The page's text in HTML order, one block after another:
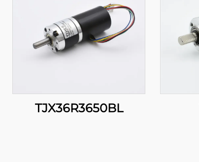
TJX36R3650BL